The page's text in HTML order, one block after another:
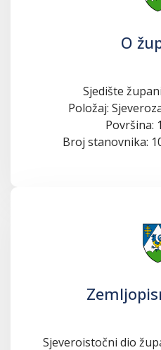
O
Sjedište
Položaj:
Površina:
Broj stanovnika:
Sjeveroistočni dio